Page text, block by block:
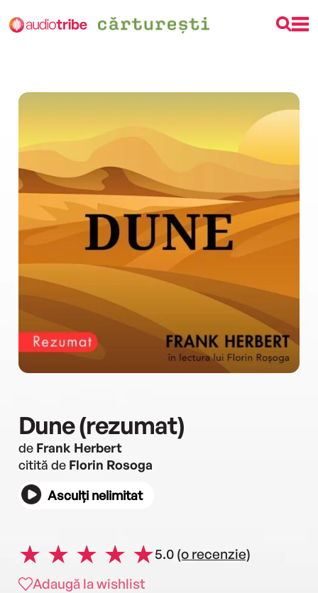
Dune (rezumat)
de Frank Herbert
citită de Florin Rosoga
Asculți nelimitat
5.0 (o recenzie)
Adaugă la wishlist